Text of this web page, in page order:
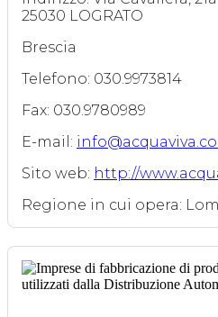
25030 LOGRATO
Brescia
Telefono: 030.9973814
Fax: 030.9780989
E-mail:
Sito web: http://
Regione in cui opera: